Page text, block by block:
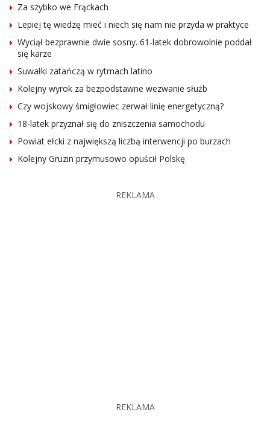
Za szybko we Frąckach
Lepiej tę wiedzę mieć i niech się nam nie przyda w praktyce
Wyciął bezprawnie dwie sosny. 61-latek dobrowolnie poddał
się karze
Suwałki zatańczą w rytmach latino
Kolejny wyrok za bezpodstawne wezwanie służb
Czy wojskowy śmigłowiec zerwał linię energetyczną?
18-latek przyznał się do zniszczenia samochodu
Powiat ełcki z największą liczbą interwencji po burzach
Kolejny Gruzin przymusowo opuścił Polskę
REKLAMA
REKLAMA